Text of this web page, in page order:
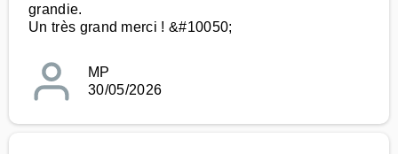
grandie.
Un très grand merci ! &#10050;
MP
30/05/2026